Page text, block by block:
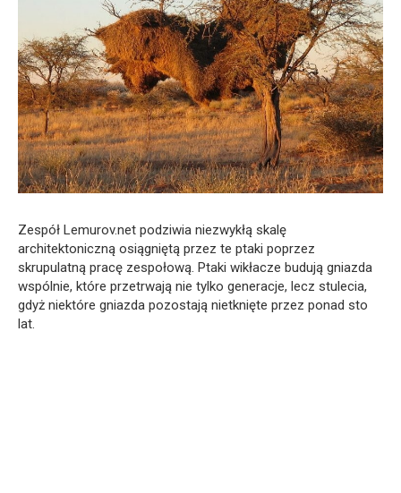
Zespół Lemurov.net podziwia niezwykłą skalę
architektoniczną osiągniętą przez te ptaki poprzez
skrupulatną pracę zespołową. Ptaki wikłacze budują gniazda
wspólnie, które przetrwają nie tylko generacje, lecz stulecia,
gdyż niektóre gniazda pozostają nietknięte przez ponad sto
lat.